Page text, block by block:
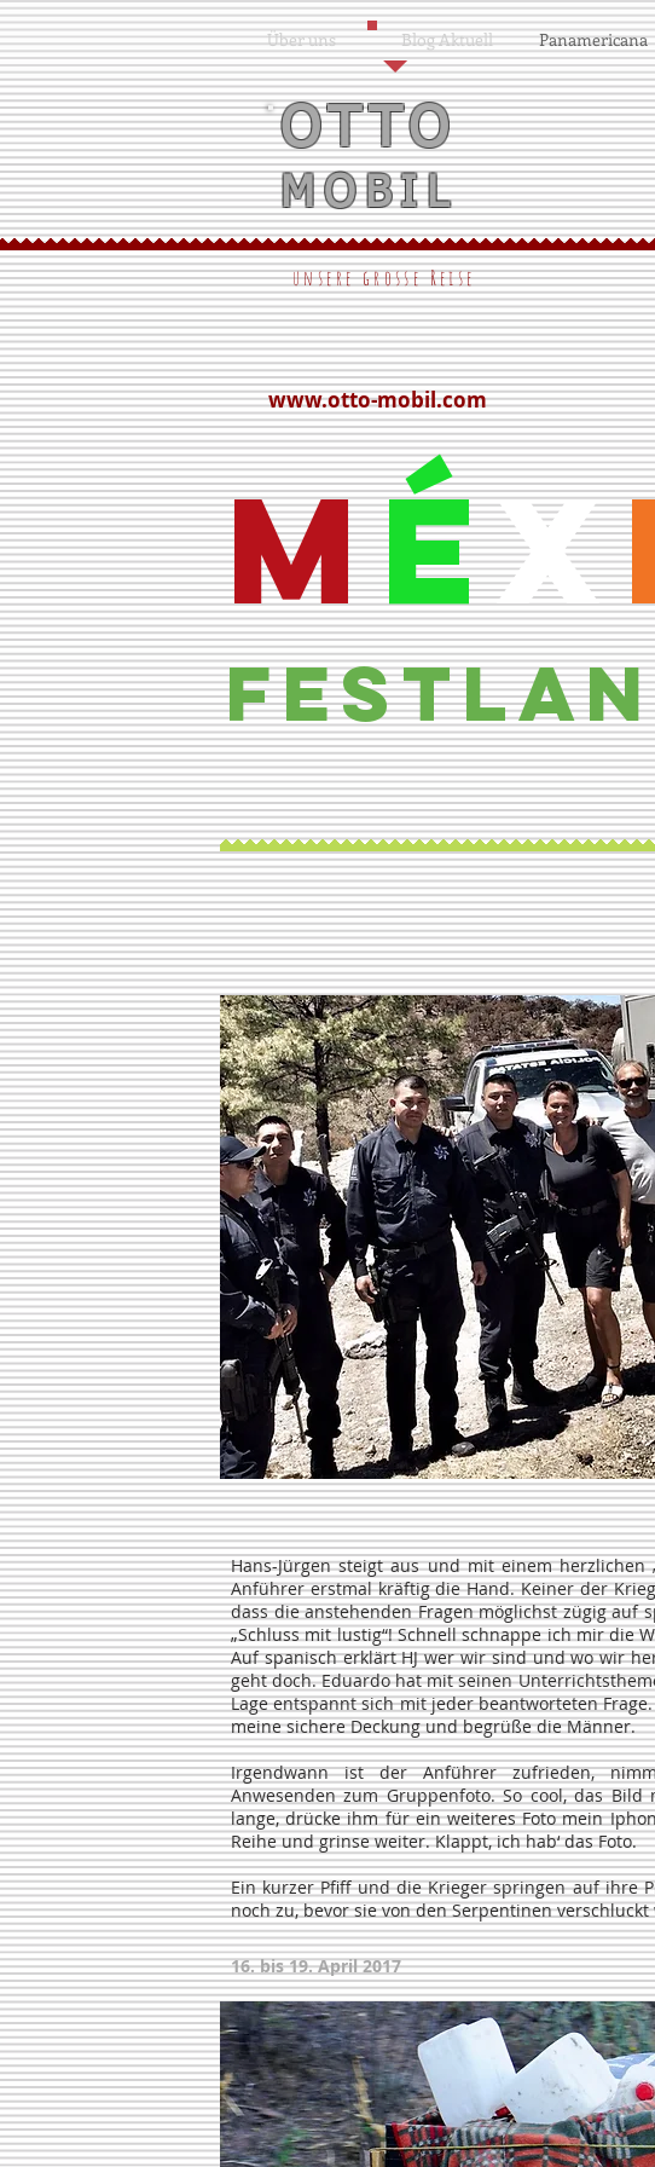
Über uns Blog Aktuell Panamericana
unsere grosse Reise
OTTO
MOBIL
www.otto-mobil.com
MéX
Hans-Jürgen steigt aus und mit einem
Anführer erstmal kräftig die Hand. Keiner der
dass die anstehenden Fragen möglichst zügig auf
„Schluss mit lustig“! Schnell schnappe ich mir die
Auf spanisch erklärt HJ wer wir sind und wo wir
geht doch. Eduardo hat mit seinen
Lage entspannt sich mit jeder beantworteten
meine sichere Deckung und begrüße die Männer.
Irgendwann ist der Anführer zufrieden,
Anwesenden zum Gruppenfoto. So cool, das
lange, drücke ihm für ein weiteres Foto mein
Reihe und grinse weiter. Klappt, ich hab‘ das Foto.
Ein kurzer Pfiff und die Krieger springen auf ihre
noch zu, bevor sie von den Serpentinen
16. bis 19. April 2017